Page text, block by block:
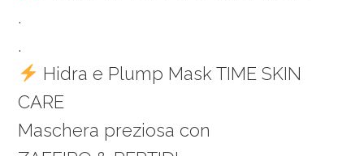
.
.
Hidra e Plump Mask TIME SKIN
CARE
Maschera preziosa con